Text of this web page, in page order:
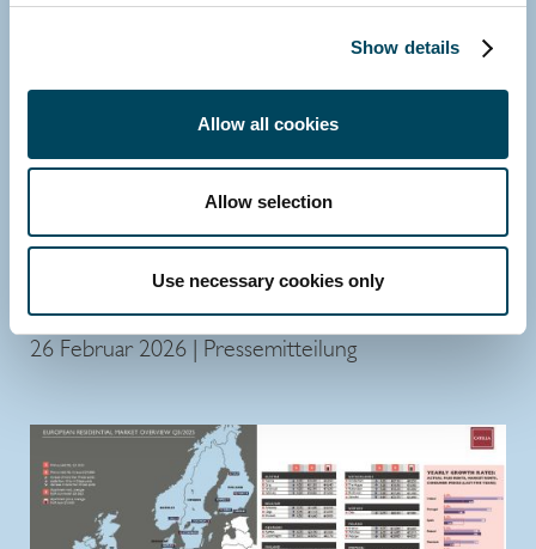
Show details
Allow all cookies
Allow selection
Use necessary cookies only
EUROPA
DEUTSCHLAND
INVESTMENT MANAGEMENT
Steigende Spitzenmieten und stabilisierende
Renditen signalisieren Neupositionierung -
Catella Research
26 Februar 2026 | Pressemitteilung